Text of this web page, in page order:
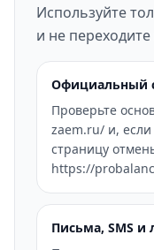
Используйте
и не
Официальный
Проверьте
zaem.ru/ и, если
страницу
https://
Письма, SMS